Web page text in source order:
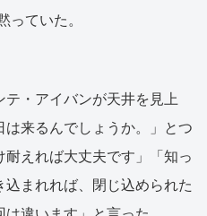
っていた。
・アイバンが天井を見上
来るんでしょうか。」とつ
えれば大丈夫です」「知っ
まれれば、閉じ込められた